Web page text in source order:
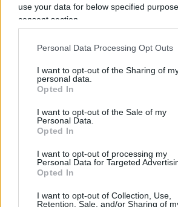
use your data for below specified
consent section.
Personal Data Processing Opt Outs
I want to opt-out of the Sharing of
personal data.
Opted In
I want to opt-out of the Sale of my
Personal Data.
Opted In
I want to opt-out of processing my
Personal Data for Targeted
Opted In
I want to opt-out of Collection, Use,
Retention, Sale, and/or Sharing of
IL PIÙ LETTO DEL